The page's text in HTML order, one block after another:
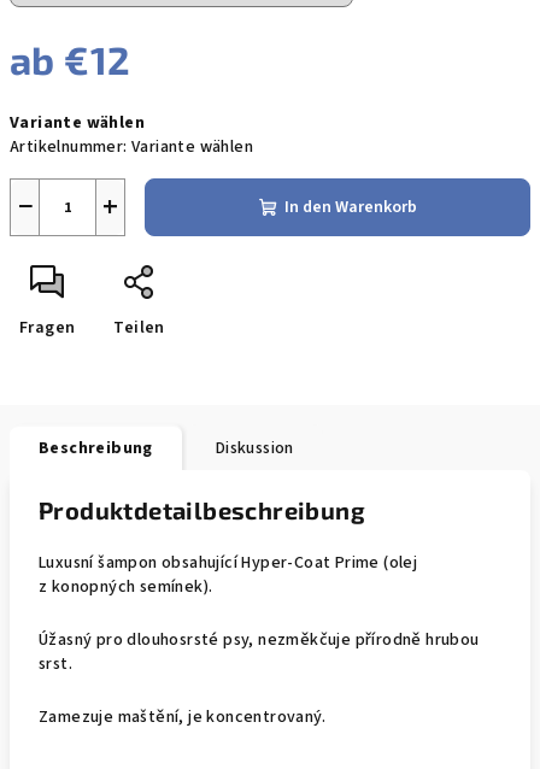
ab €12
Variante wählen
Artikelnummer: Variante wählen
+
− In den Warenkorb
Fragen Teilen
Beschreibung Diskussion
Produktdetailbeschreibung
Luxusní šampon obsahující Hyper-Coat Prime (olej
z konopných semínek).
Úžasný pro dlouhosrsté psy, nezměkčuje přírodně hrubou
srst.
Zamezuje maštění, je koncentrovaný.